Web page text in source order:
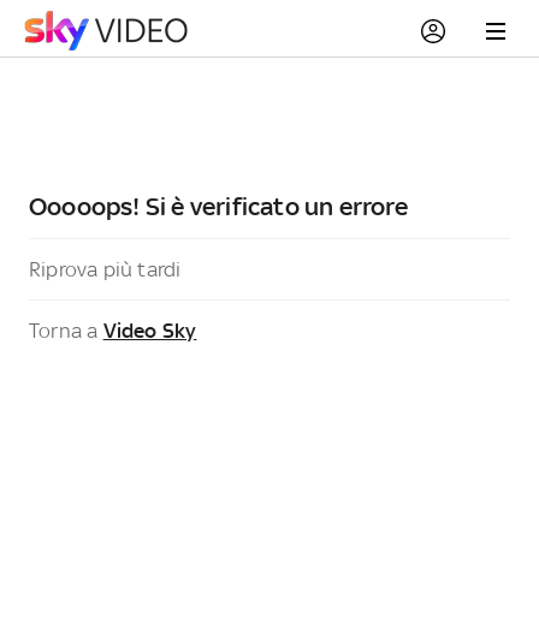
Ooooops! Si è verificato un errore
Riprova più tardi
Torna a Video Sky